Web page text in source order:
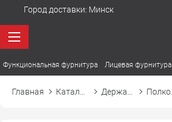
Город доставки: Минск
Функциональная фурнитура Лицевая фурнитура
Главная